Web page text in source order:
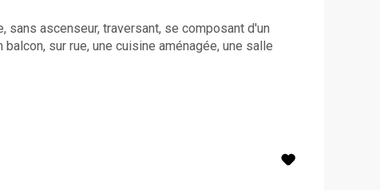
sans ascenseur, traversant, se composant d'un
sur rue, une cuisine aménagée, une salle